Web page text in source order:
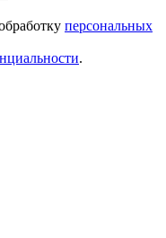
персональных
.